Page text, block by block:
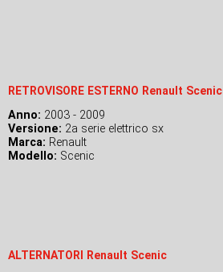
RETROVISORE ESTERNO Renault Scenic
Anno: 2003 - 2009
Versione: 2a serie elettrico sx
Marca: Renault
Modello: Scenic
ALTERNATORI Renault Scenic